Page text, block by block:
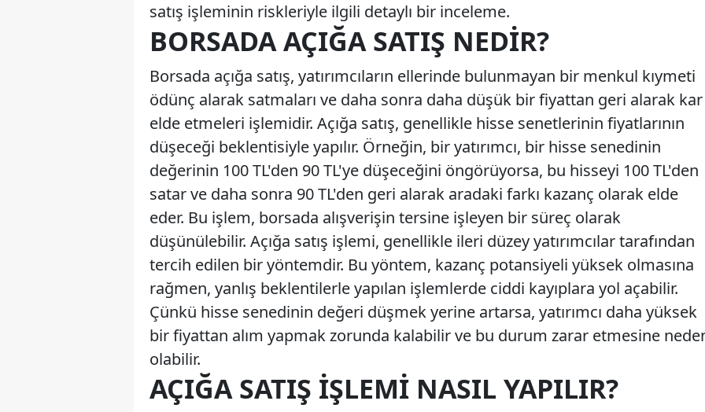
satış işleminin riskleriyle ilgili detaylı bir inceleme.
BORSADA AÇIĞA SATIŞ NEDIR?
Borsada açığa satış, yatırımcıların ellerinde bulunmayan bir menkul kıymeti
ödünç alarak satmaları ve daha sonra daha düşük bir fiyattan geri alarak kar
elde etmeleri işlemidir. Açığa satış, genellikle hisse senetlerinin fiyatlarının
düşeceği beklentisiyle yapılır. Örneğin, bir yatırımcı, bir hisse senedinin
değerinin 100 TL'den 90 TL'ye düşeceğini öngörüyorsa, bu hisseyi 100 TL'den
satar ve daha sonra 90 TL'den geri alarak aradaki farkı kazanç olarak elde
eder. Bu işlem, borsada alışverişin tersine işleyen bir süreç olarak
düşünülebilir. Açığa satış işlemi, genellikle ileri düzey yatırımcılar tarafından
tercih edilen bir yöntemdir. Bu yöntem, kazanç potansiyeli yüksek olmasına
rağmen, yanlış beklentilerle yapılan işlemlerde ciddi kayıplara yol açabilir.
Çünkü hisse senedinin değeri düşmek yerine artarsa, yatırımcı daha yüksek
bir fiyattan alım yapmak zorunda kalabilir ve bu durum zarar etmesine
olabilir.
AÇIĞA SATIŞ İŞLEMI NASIL YAPILIR?